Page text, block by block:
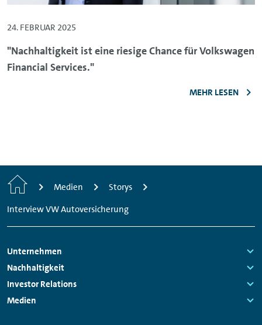
24. FEBRUAR 2025
"Nachhaltigkeit ist eine riesige Chance für Volkswagen
Financial Services."
MEHR LESEN
Home Medien
Storys
Interview VW Autoversicherung
Footer
Navigation
Unternehmen
Links:
Nachhaltigkeit
Links:
Investor Relations
Links:
Medien